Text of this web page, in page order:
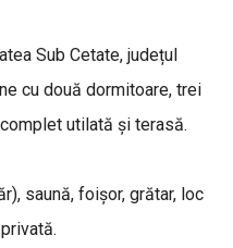
Sub Cetate, județul
cu două dormitoare, trei
utilată și terasă.
saună, foișor, grătar, loc